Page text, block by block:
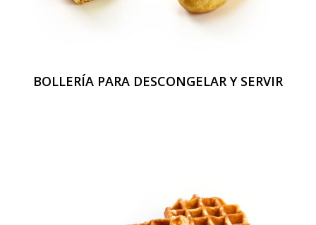
BOLLERÍA PARA DESCONGELAR Y SERVIR